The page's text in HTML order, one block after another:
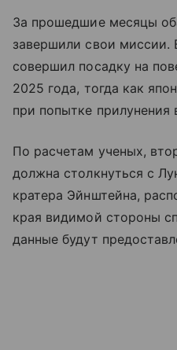
За прошедшие месяцы
завершили свои миссии.
совершил посадку на
2025 года, тогда как
при попытке прилунения
По расчетам ученых,
должна столкнуться с
кратера Эйнштейна,
края видимой стороны
данные будут